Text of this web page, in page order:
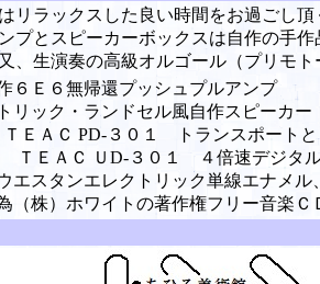
リラックスした良い時間をお過ごし
プとスピーカーボックスは自作の手
生演奏の高級オルゴール（プリモト
Ｅ６無帰還プッシュプルアンプ
リック・ランドセル風自作スピーカ
ＡＣ PD-３０１ トランスポートと
ＴＥＡＣ ＵD-３０１ ４倍速デジタ
スタンエレクトリック単線エナメル
（株）ホワイトの著作権フリー音楽Ｃ